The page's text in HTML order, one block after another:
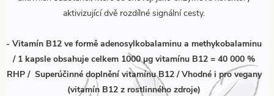
aktivizující dvě rozdílné signální cesty.
- Vitamín B12 ve formě adenosylkobalaminu a methykobalaminu
/ 1 kapsle obsahuje celkem 1000 µg vitamínu B12 = 40 000 %
RHP / Superúčinné doplnění vitamínu B12 / Vhodné i pro vegany
(vitamín B12 z rostlinného zdroje)